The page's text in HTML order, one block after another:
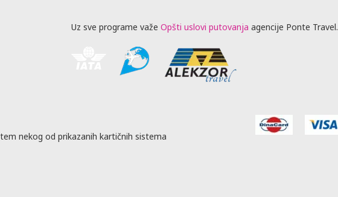
Uz sve programe važe Opšti uslovi putovanja agencije Ponte Travel.
nekog od prikazanih kartičnih sistema